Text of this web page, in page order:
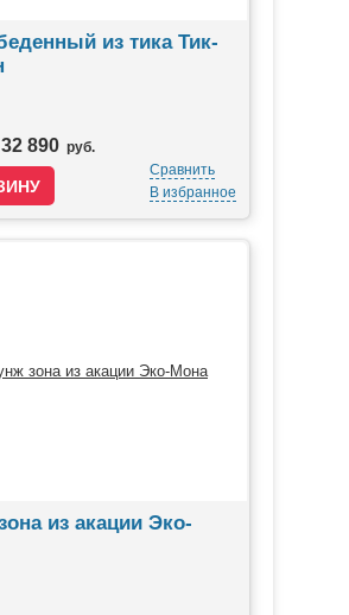
из тика Тик-
32 890 руб.
Сравнить
В избранное
из акации Эко-